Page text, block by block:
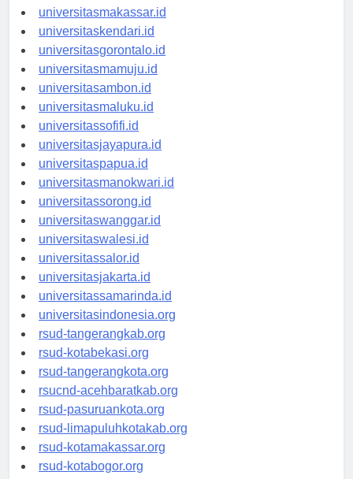
universitaspalu.id
universitasmakassar.id
universitaskendari.id
universitasgorontalo.id
universitasmamuju.id
universitasambon.id
universitasmaluku.id
universitassofifi.id
universitasjayapura.id
universitaspapua.id
universitasmanokwari.id
universitassorong.id
universitaswanggar.id
universitaswalesi.id
universitassalor.id
universitasjakarta.id
universitassamarinda.id
universitasindonesia.org
rsud-tangerangkab.org
rsud-kotabekasi.org
rsud-tangerangkota.org
rsucnd-acehbaratkab.org
rsud-pasuruankota.org
rsud-limapuluhkotakab.org
rsud-kotamakassar.org